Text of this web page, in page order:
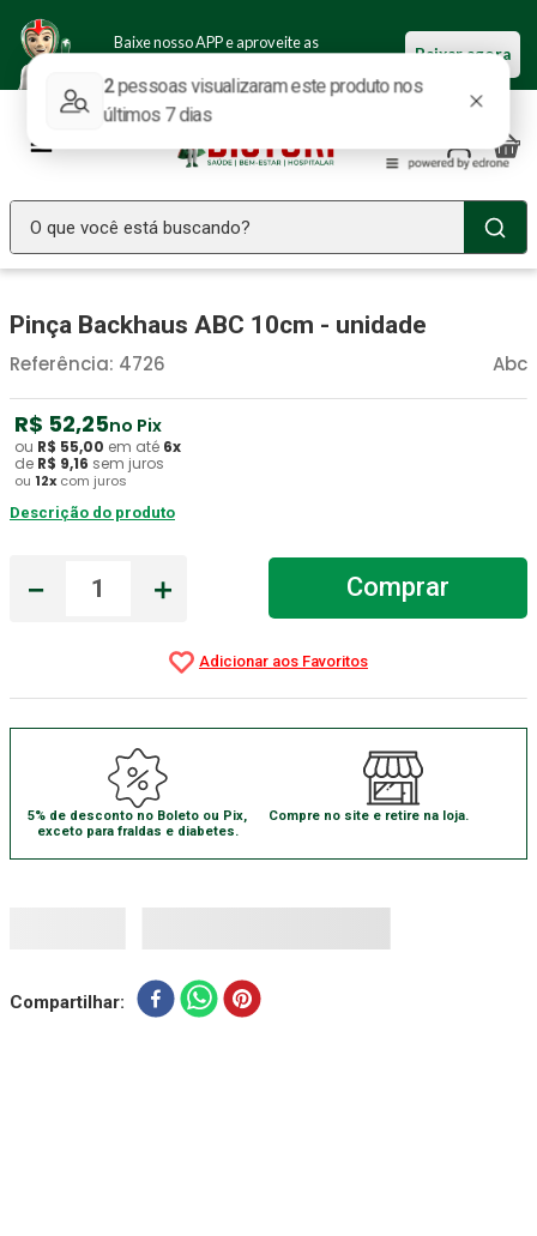
Baixe nosso APP e aproveite as
Baixar agora
O que você está buscando?
Pinça Backhaus ABC 10cm - unidade
Abc
Referência: 4726
R$ 52,25no Pix
ou R$ 55,00 em até 6x
de R$ 9,16 sem juros
ou 12x com juros
Descrição do produto
＋
－ Comprar
5% de desconto no Boleto ou Pix,
exceto para fraldas e diabetes.
Compre no site e retire na loja.
Compartilhar
1º Seringa Insulina
2º Fralda Geriatrica
Luva Latex
4 º Estetoscopio Littmann
5º Littmann
Gaze Esteril
Cadeira Banho
10º Gaze